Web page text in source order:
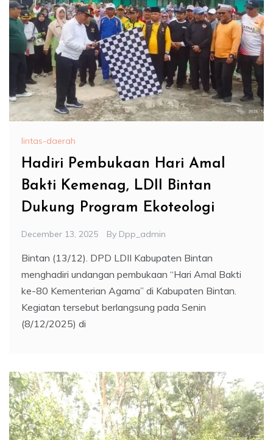
lintas-daerah
Hadiri Pembukaan Hari Amal
Bakti Kemenag, LDII Bintan
Dukung Program Ekoteologi
December 13, 2025 By Dpp_admin
Bintan (13/12). DPD LDII Kabupaten Bintan
menghadiri undangan pembukaan “Hari Amal Bakti
ke-80 Kementerian Agama” di Kabupaten Bintan.
Kegiatan tersebut berlangsung pada Senin
(8/12/2025) di